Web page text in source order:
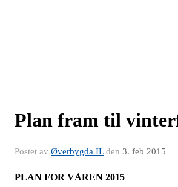
Plan fram til
Postet av Øverbygda ILden 3. feb 2015
PLAN FOR VÅREN 2015